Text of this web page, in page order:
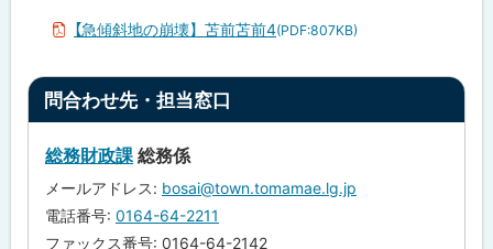
【急傾斜地の崩壊】苫前苫前4(PDF:807KB)
ト
問合わせ先・担当窓口
総務財政課総務係
メールアドレス: bosai@town.tomamae.lg.jp
電話番号: 0164-64-2211
ファックス番号: 0164-64-2142